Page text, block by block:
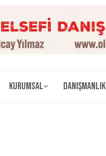
Kurumsal Danışmanlık